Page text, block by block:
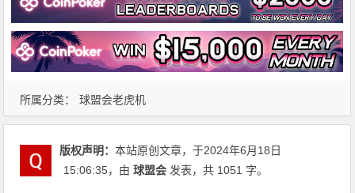
所属分类： 球盟会老虎机
版权声明：本站原创文章，于2024年6月18日
15:06:35，由球盟会 发表，共 1051 字。